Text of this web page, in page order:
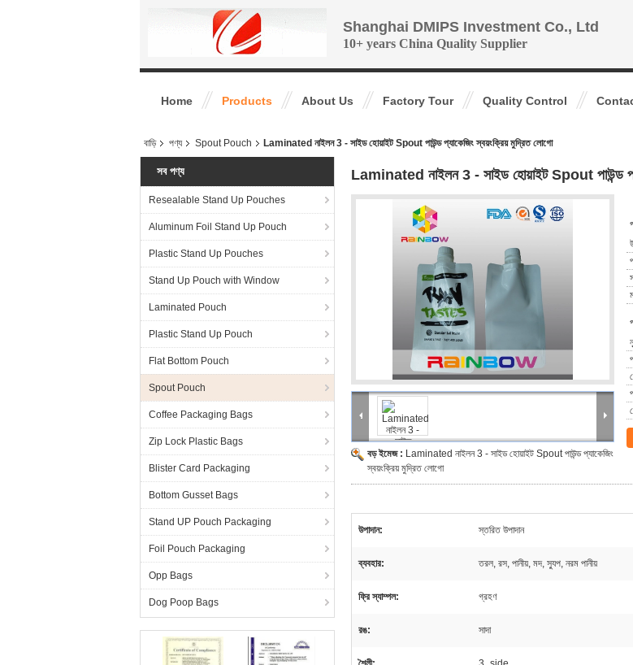
Shanghai DMIPS Investment Co., Ltd
10+ years China Quality Supplier
Home Products About Us Factory Tour Quality Control
বাড়ি পণ্য Spout Pouch Laminated নাইলন 3 - সাইড হোয়াইট Spout পাউন্ড প্যাকেজিং স্বয়ংক্রিয় মুদ্রিত লোগো
সব পণ্য
Resealable Stand Up Pouches
Aluminum Foil Stand Up Pouch
Plastic Stand Up Pouches
Stand Up Pouch with Window
Laminated Pouch
Plastic Stand Up Pouch
Flat Bottom Pouch
Spout Pouch
Coffee Packaging Bags
Zip Lock Plastic Bags
Blister Card Packaging
Bottom Gusset Bags
Stand UP Pouch Packaging
Foil Pouch Packaging
Opp Bags
Dog Poop Bags
Laminated নাইলন 3 - সাইড হোয়াইট Spout পাউন্ড
বড় ইমেজ : Laminated নাইলন 3 - সাইড হোয়াইট Spout পাউন্ড প্যাকেজিং
স্বয়ংক্রিয় মুদ্রিত লোগো
উপাদান: স্তরিত উপাদান
ব্যবহার: তরল, রস, পানীয়, মদ, স্যুপ, নরম পানীয়
ফ্রি স্যাম্পল: গ্রহণ
রঙ: সাদা